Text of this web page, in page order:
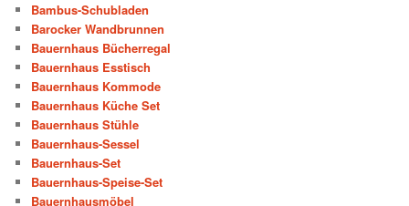
Bambus-Schubladen
Barocker Wandbrunnen
Bauernhaus Bücherregal
Bauernhaus Esstisch
Bauernhaus Kommode
Bauernhaus Küche Set
Bauernhaus Stühle
Bauernhaus-Sessel
Bauernhaus-Set
Bauernhaus-Speise-Set
Bauernhausmöbel